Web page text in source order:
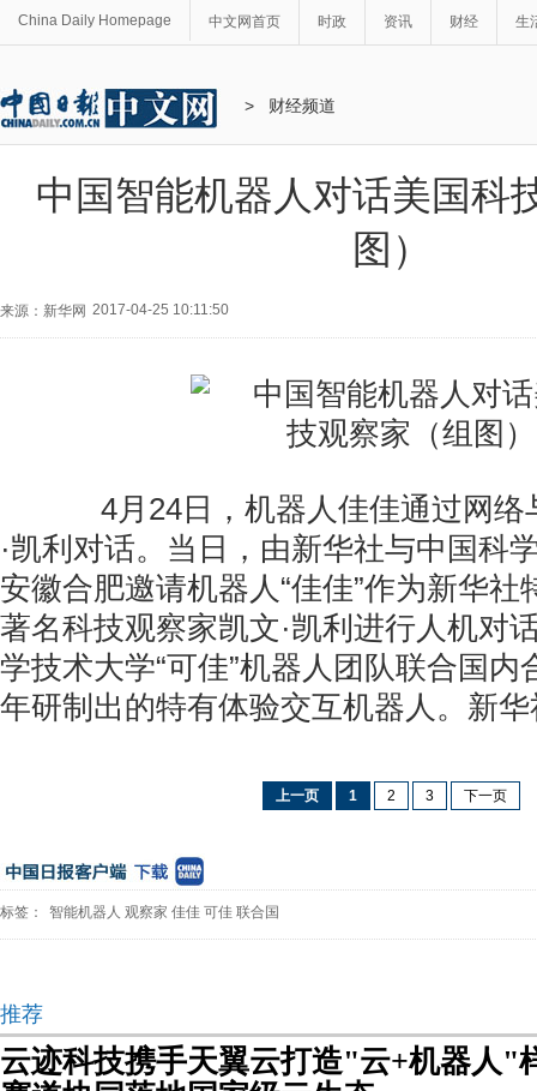
China Daily Homepage 中文网首页 时政 资讯 财经 生
> 财经频道
中国智能机器人对话美国科
图）
来源：新华网 2017-04-25 10:11:50
4月24日，机器人佳佳通过网络
·凯利对话。当日，由新华社与中国科
安徽合肥邀请机器人“佳佳”作为新华社
著名科技观察家凯文·凯利进行人机对
学技术大学“可佳”机器人团队联合国内
年研制出的特有体验交互机器人。新
上一页 1 2 3 下一页
标签： 智能机器人 观察家 佳佳 可佳 联合国
推荐
云迹科技携手天翼云打造"云+机器人"